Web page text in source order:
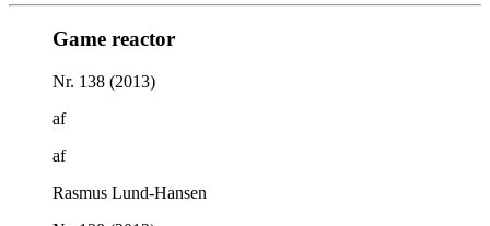
Game reactor
Nr. 138 (2013)
af
af
Rasmus Lund-Hansen